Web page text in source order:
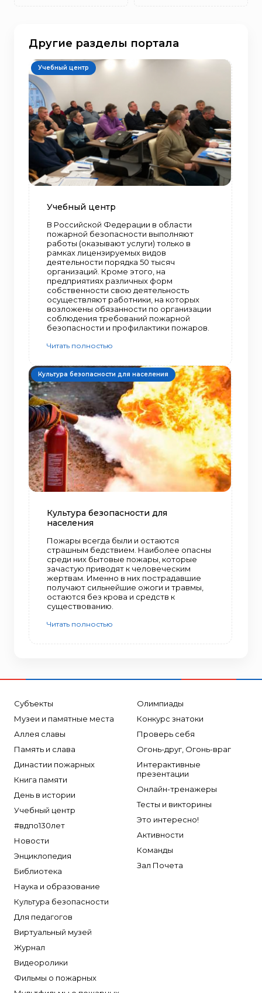
Другие разделы портала
Учебный центр
Учебный центр
В Российской Федерации в области
пожарной безопасности выполняют
работы (оказывают услуги) только в
рамках лицензируемых видов
деятельности порядка 50 тысяч
организаций. Кроме этого, на
предприятиях различных форм
собственности свою деятельность
осуществляют работники, на которых
возложены обязанности по организации
соблюдения требований пожарной
безопасности и профилактики пожаров.
Читать полностью
Культура безопасности для населения
Культура безопасности для
населения
Пожары всегда были и остаются
страшным бедствием. Наиболее опасны
среди них бытовые пожары, которые
зачастую приводят к человеческим
жертвам. Именно в них пострадавшие
получают сильнейшие ожоги и травмы,
остаются без крова и средств к
существованию.
Читать полностью
Субъекты
Музеи и памятные места
Аллея славы
Память и слава
Династии пожарных
Книга памяти
День в истории
Учебный центр
#вдпо130лет
Новости
Энциклопедия
Библиотека
Наука и образование
Культура безопасности
Для педагогов
Виртуальный музей
Журнал
Видеоролики
Фильмы о пожарных
Олимпиады
Конкурс знатоки
Проверь себя
Огонь-друг, Огонь-враг
Интерактивные
презентации
Онлайн-тренажеры
Тесты и викторины
Это интересно!
Активности
Команды
Зал Почета